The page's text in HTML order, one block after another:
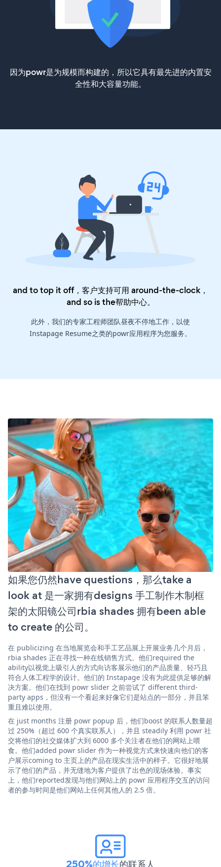
因为powr是为规模而构建的，所以它具有最先进的内置安
全性和大容量功能。
and to top it off，客户支持可用 around-the-clock，
and so is the帮助中心。
此外，我们的专家工程师团队昼夜不停地工作，以使
Instapage Resume之类的powr应用程序为您服务。
如果您仍然have questions，那么take a
look at 是一家拥有designs 手工制作木制框
架的太阳镜公司rbia shades 拥有been able
to create 的公司。
在 publicizing 在当地展览会和手工艺品展上开展业务几个月后，
rbia shades 正在寻找一种在线销售方式。他们required the
ability以视觉上吸引人的方式向访客展示他们的产品质量、轻巧且
符合人体工程学的设计。他们的 Instapage 没有为此提供足够的解
决方案。他们在找到 powr slider 之前尝试了 different third-
party apps，但没有一个看起来好像它们是站点的一部分，并且笨
重且难以使用。
在 just months 注册 powr popup 后，他们boost 的联系人数量超
过 250%（超过 600 个真实联系人），并且 steadily 利用 powr 社
交将他们的社交媒体扩大到 6000 多个关注者在他们的网站上喂
食。他们added powr slider 作为一种视觉方式来快速向他们的客
户展示coming to 主页上的产品在现实生活中的样子。它很好地展
示了他们的产品，并无缝地为客户提供了出色的现场体验。事实
上，他们reported发现与他们网站上的 powr 应用程序交互的访问
者的参与时间是他们网站上任何其他人的 2.5 倍。
250%的增长的联系人